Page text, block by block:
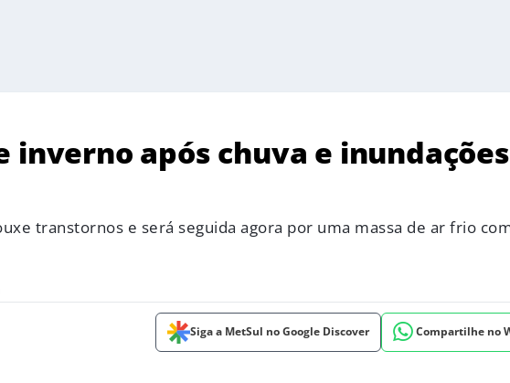
inverno após chuva e
transtornos e será seguida agora por uma massa de ar frio
Siga a MetSul no Google Discover Compartilhe no